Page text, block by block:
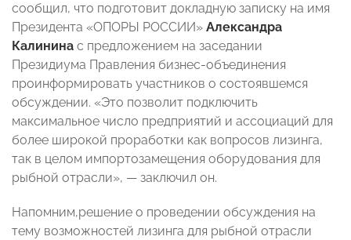
сообщил, что подготовит докладную записку на имя
Президента «ОПОРЫ РОССИИ» Александра
Калинина с предложением на заседании
Президиума Правления бизнес-объединения
проинформировать участников о состоявшемся
обсуждении. «Это позволит подключить
максимальное число предприятий и ассоциаций для
более широкой проработки как вопросов лизинга,
так в целом импортозамещения оборудования для
рыбной отрасли», — заключил он.
Напомним,решение о проведении обсуждения на
тему возможностей лизинга для рыбной отрасли